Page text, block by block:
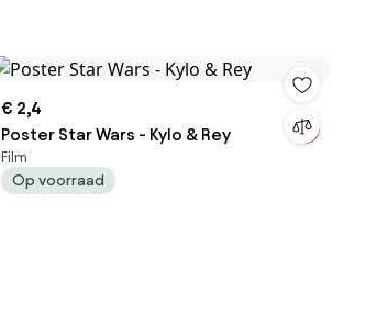
€ 2,4
Poster Star Wars - Kylo & Rey
Film
Op voorraad